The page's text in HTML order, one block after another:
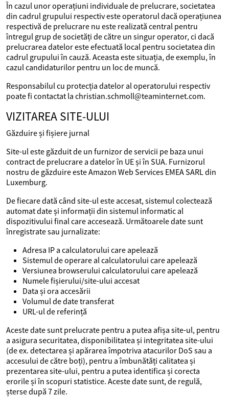
În cazul unor operațiuni individuale de prelucrare, societatea
din cadrul grupului respectiv este operatorul dacă operațiunea
respectivă de prelucrare nu este realizată central pentru
întregul grup de societăți de către un singur operator, ci dacă
prelucrarea datelor este efectuată local pentru societatea din
cadrul grupului în cauză. Aceasta este situația, de exemplu, în
cazul candidaturilor pentru un loc de muncă.
Responsabilul cu protecția datelor al operatorului respectiv
poate fi contactat la christian.schmoll@teaminternet.com.
VIZITAREA SITE-ULUI
Găzduire și fișiere jurnal
Site-ul este găzduit de un furnizor de servicii pe baza unui
contract de prelucrare a datelor în UE și în SUA. Furnizorul
nostru de găzduire este Amazon Web Services EMEA SARL din
Luxemburg.
De fiecare dată când site-ul este accesat, sistemul colectează
automat date și informații din sistemul informatic al
dispozitivului final care accesează. Următoarele date sunt
înregistrate sau jurnalizate:
Adresa IP a calculatorului care apelează
Sistemul de operare al calculatorului care apelează
Versiunea browserului calculatorului care apelează
Numele fișierului/site-ului accesat
Data și ora accesării
Volumul de date transferat
URL-ul de referință
Aceste date sunt prelucrate pentru a putea afișa site-ul, pentru
a asigura securitatea, disponibilitatea și integritatea site-ului
(de ex. detectarea și apărarea împotriva atacurilor DoS sau a
accesului de către boți), pentru a îmbunătăți calitatea și
prezentarea site-ului, pentru a putea identifica și corecta
erorile și în scopuri statistice. Aceste date sunt, de regulă,
șterse după 7 zile.